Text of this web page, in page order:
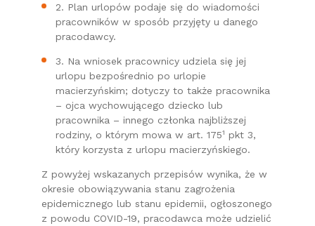
2. Plan urlopów podaje się do wiadomości
pracowników w sposób przyjęty u danego
pracodawcy.
3. Na wniosek pracownicy udziela się jej
urlopu bezpośrednio po urlopie
macierzyńskim; dotyczy to także pracownika
– ojca wychowującego dziecko lub
pracownika – innego członka najbliższej
rodziny, o którym mowa w art. 1751 pkt 3,
który korzysta z urlopu macierzyńskiego.
Z powyżej wskazanych przepisów wynika, że w
okresie obowiązywania stanu zagrożenia
epidemicznego lub stanu epidemii, ogłoszonego
z powodu COVID-19, pracodawca może udzielić